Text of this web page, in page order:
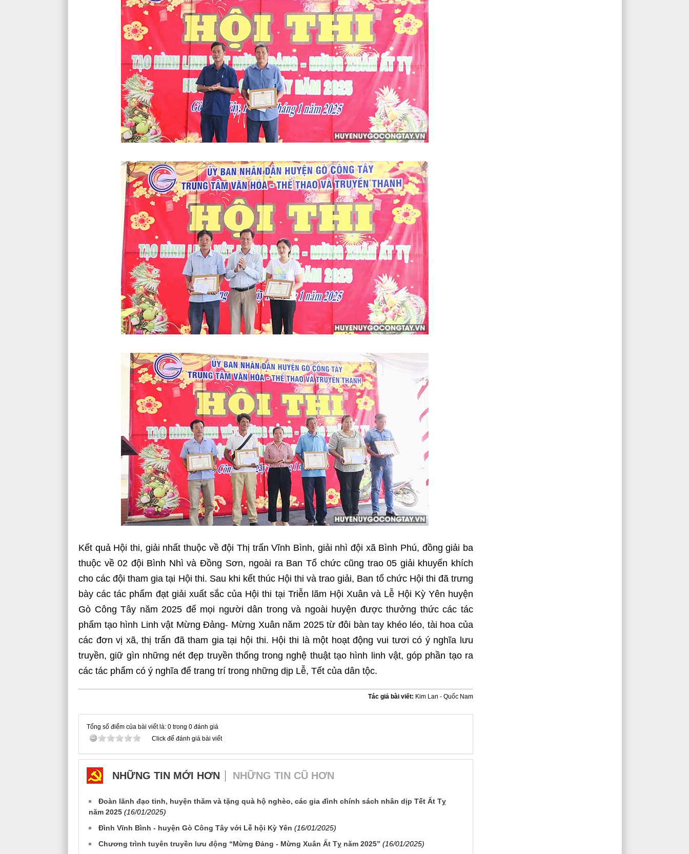
Kết quả Hội thi, giải nhất thuộc về đội Thị trấn Vĩnh Bình, giải nhì đội xã Bình Phú, đồng giải ba
thuộc về 02 đội Bình Nhì và Đồng Sơn, ngoài ra Ban Tổ chức cũng trao 05 giải khuyến khích
cho các đội tham gia tại Hội thi. Sau khi kết thúc Hội thi và trao giải, Ban tổ chức Hội thi đã trưng
bày các tác phẩm đạt giải xuất sắc của Hội thi tại Triễn lãm Hội Xuân và Lễ Hội Kỳ Yên huyện
Gò Công Tây năm 2025 để mọi người dân trong và ngoài huyện được thưởng thức các tác
phẩm tạo hình Linh vật Mừng Đảng- Mừng Xuân năm 2025 từ đôi bàn tay khéo léo, tài hoa của
các đơn vị xã, thị trấn đã tham gia tại hội thi. Hội thi là một hoạt động vui tươi có ý nghĩa lưu
truyền, giữ gìn những nét đẹp truyền thống trong nghệ thuật tạo hình linh vật, góp phần tạo ra
các tác phẩm có ý nghĩa để trang trí trong những dịp Lễ, Tết của dân tộc.
Tác giả bài viết: Kim Lan - Quốc Nam
Tổng số điểm của bài viết là: 0 trong 0 đánh giá
Click để đánh giá bài viết
NHỮNG TIN MỚI HƠN NHỮNG TIN CŨ HƠN
Đoàn lãnh đạo tỉnh, huyện thăm và tặng quà hộ nghèo, các gia đình chính sách nhân dịp Tết Ất Tỵ
năm 2025 (16/01/2025)
Đình Vĩnh Bình - huyện Gò Công Tây với Lễ hội Kỳ Yên (16/01/2025)
Chương trình tuyên truyền lưu động “Mừng Đảng - Mừng Xuân Ất Tỵ năm 2025” (16/01/2025)